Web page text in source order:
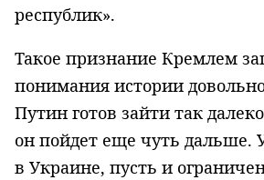
республик».
Такое признание Кремлем
понимания истории
Путин готов зайти так
он пойдет еще чуть дальше.
в Украине, пусть и